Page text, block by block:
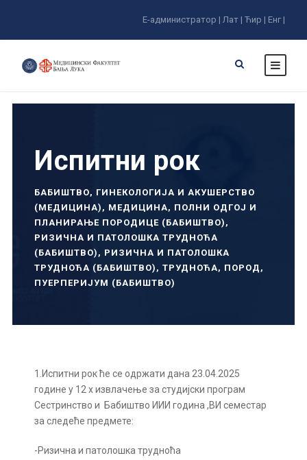
Е-администратор | Лат | Ћир | Енг |
Испитни рок
БАБИШТВО, ГИНЕКОЛОГИЈА И АКУШЕРСТВО
(МЕДИЦИНА) , МЕДИЦИНА, ПОЛНИ ОДГОЈ И
ПЛАНИРАЊЕ ПОРОДИЦЕ (БАБИШТВО) ,
РИЗИЧНА И ПАТОЛОШКА ТРУДНОЋА
(БАБИШТВО) , РИЗИЧНА И ПАТОЛОШКА
ТРУДНОЋА (БАБИШТВО) , ТРУДНОЋА, ПОРОД,
ПУЕРПЕРИЈУМ (БАБИШТВО)
1.Испитни рок ће се одржати дана 23.04.2025
године у 12 х извлачење за студијски програм
Сестринство и Бабиштво ИИИ година ,ВИ семестар
за следеће предмете:
-Ризична и патолошка трудноћа